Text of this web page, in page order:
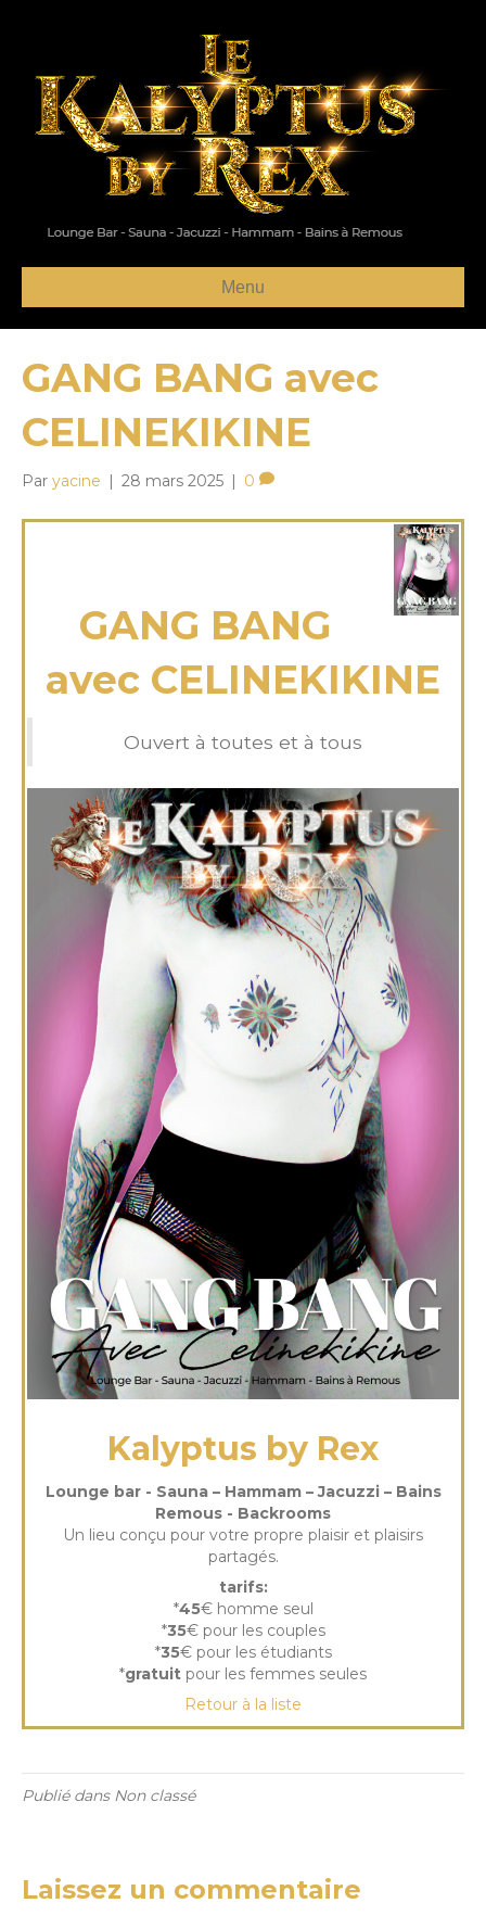
Menu
GANG BANG avec
CELINEKIKINE
Par yacine | 28 mars 2025 | 0
GANG BANG
avec CELINEKIKINE
Ouvert à toutes et à tous
Kalyptus by Rex
Lounge bar - Sauna – Hammam – Jacuzzi – Bains
Remous - Backrooms
Un lieu conçu pour votre propre plaisir et plaisirs
partagés.
tarifs:
*45€ homme seul
*35€ pour les couples
*35€ pour les étudiants
*gratuit pour les femmes seules
Retour à la liste
Publié dans Non classé
Laissez un commentaire